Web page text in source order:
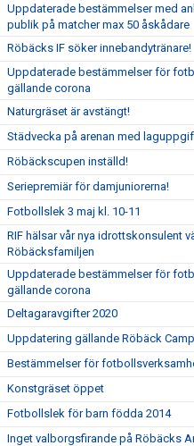
Uppdaterade bestämmelser med
publik på matcher max 50 åskådare
Röbäcks IF söker innebandytränare!
Uppdaterade bestämmelser för
gällande corona
Naturgräset är avstängt!
Städvecka på arenan med
Röbäckscupen inställd!
Seriepremiär för damjuniorerna!
Fotbollslek 3 maj kl. 10-11
RIF hälsar vår nya idrottskonsulent
Röbäcksfamiljen
Uppdaterade bestämmelser för
gällande corona
Deltagaravgifter 2020
Uppdatering gällande Röbäck Camp
Bestämmelser för
Konstgräset öppet
Fotbollslek för barn födda 2014
Inget valborgsfirande på Röbäcks